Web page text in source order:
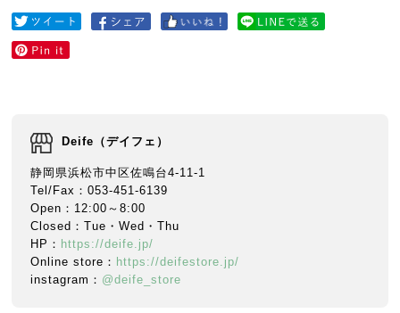
Deife（デイフェ）
静岡県浜松市中区佐鳴台4-11-1
Tel/Fax：053-451-6139
Open：12:00～8:00
Closed：Tue・Wed・Thu
HP： https://deife.jp/
Online store： https://deifestore.jp/
instagram： @deife_store